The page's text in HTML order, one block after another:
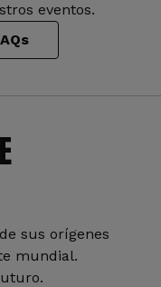
eventos.
sus orígenes
mundial.